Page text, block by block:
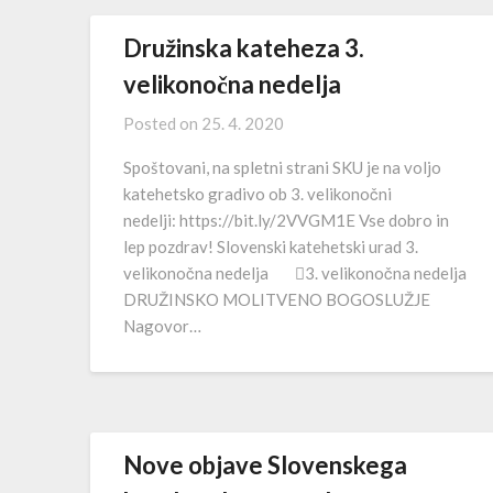
Družinska kateheza 3.
velikonočna nedelja
Posted on 25. 4. 2020
Spoštovani, na spletni strani SKU je na voljo
katehetsko gradivo ob 3. velikonočni
nedelji: https://bit.ly/2VVGM1E Vse dobro in
lep pozdrav! Slovenski katehetski urad 3.
velikonočna nedelja 3. velikonočna nedelja
DRUŽINSKO MOLITVENO BOGOSLUŽJE
Nagovor…
Nove objave Slovenskega